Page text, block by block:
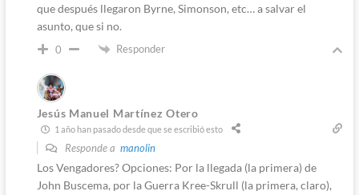
que después llegaron Byrne, Simonson, etc… a salvar el
asunto, que si no.
0 Responder
Jesús Manuel Martínez Otero
1 año han pasado desde que se escribió esto
Responde a manolin
Los Vengadores? Opciones: Por la llegada (la primera) de
John Buscema, por la Guerra Kree-Skrull (la primera, claro),